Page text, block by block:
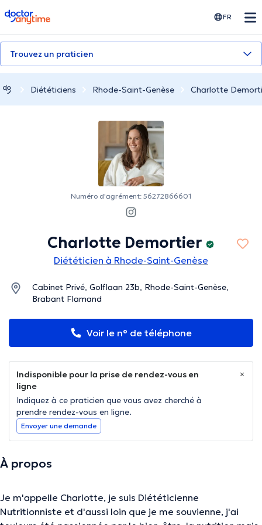
doctoranytime FR
Trouvez un praticien
Diététiciens Rhode-Saint-Genèse Charlotte
Numéro d'agrément: 56272866601
Charlotte Demortier
Diététicien à Rhode-Saint-Genèse
Cabinet Privé, Golflaan 23b, Rhode-Saint-Genèse,
Brabant Flamand
Voir le n° de téléphone
Indisponible pour la prise de rendez-vous en
ligne
Indiquez à ce praticien que vous avez cherché à
prendre rendez-vous en ligne.
Envoyer une demande
À propos
Je m'appelle Charlotte, je suis Diététicienne
Nutritionniste et d'aussi loin que je me souvienne, j'ai